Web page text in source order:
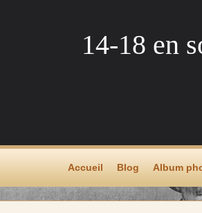
14-18 en
Accueil Blog Album